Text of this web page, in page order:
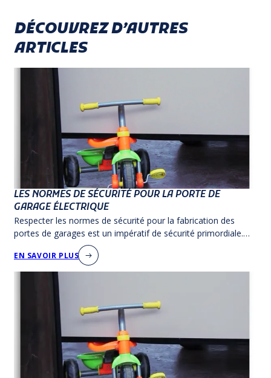
DÉCOUVREZ D’AUTRES
ARTICLES
LES NORMES DE SÉCURITÉ POUR LA PORTE DE
GARAGE ÉLECTRIQUE
Respecter les normes de sécurité pour la fabrication des
portes de garages est un impératif de sécurité primordiale.
Porte de garage sur mesure garantie 5 ans.
EN SAVOIR PLUS